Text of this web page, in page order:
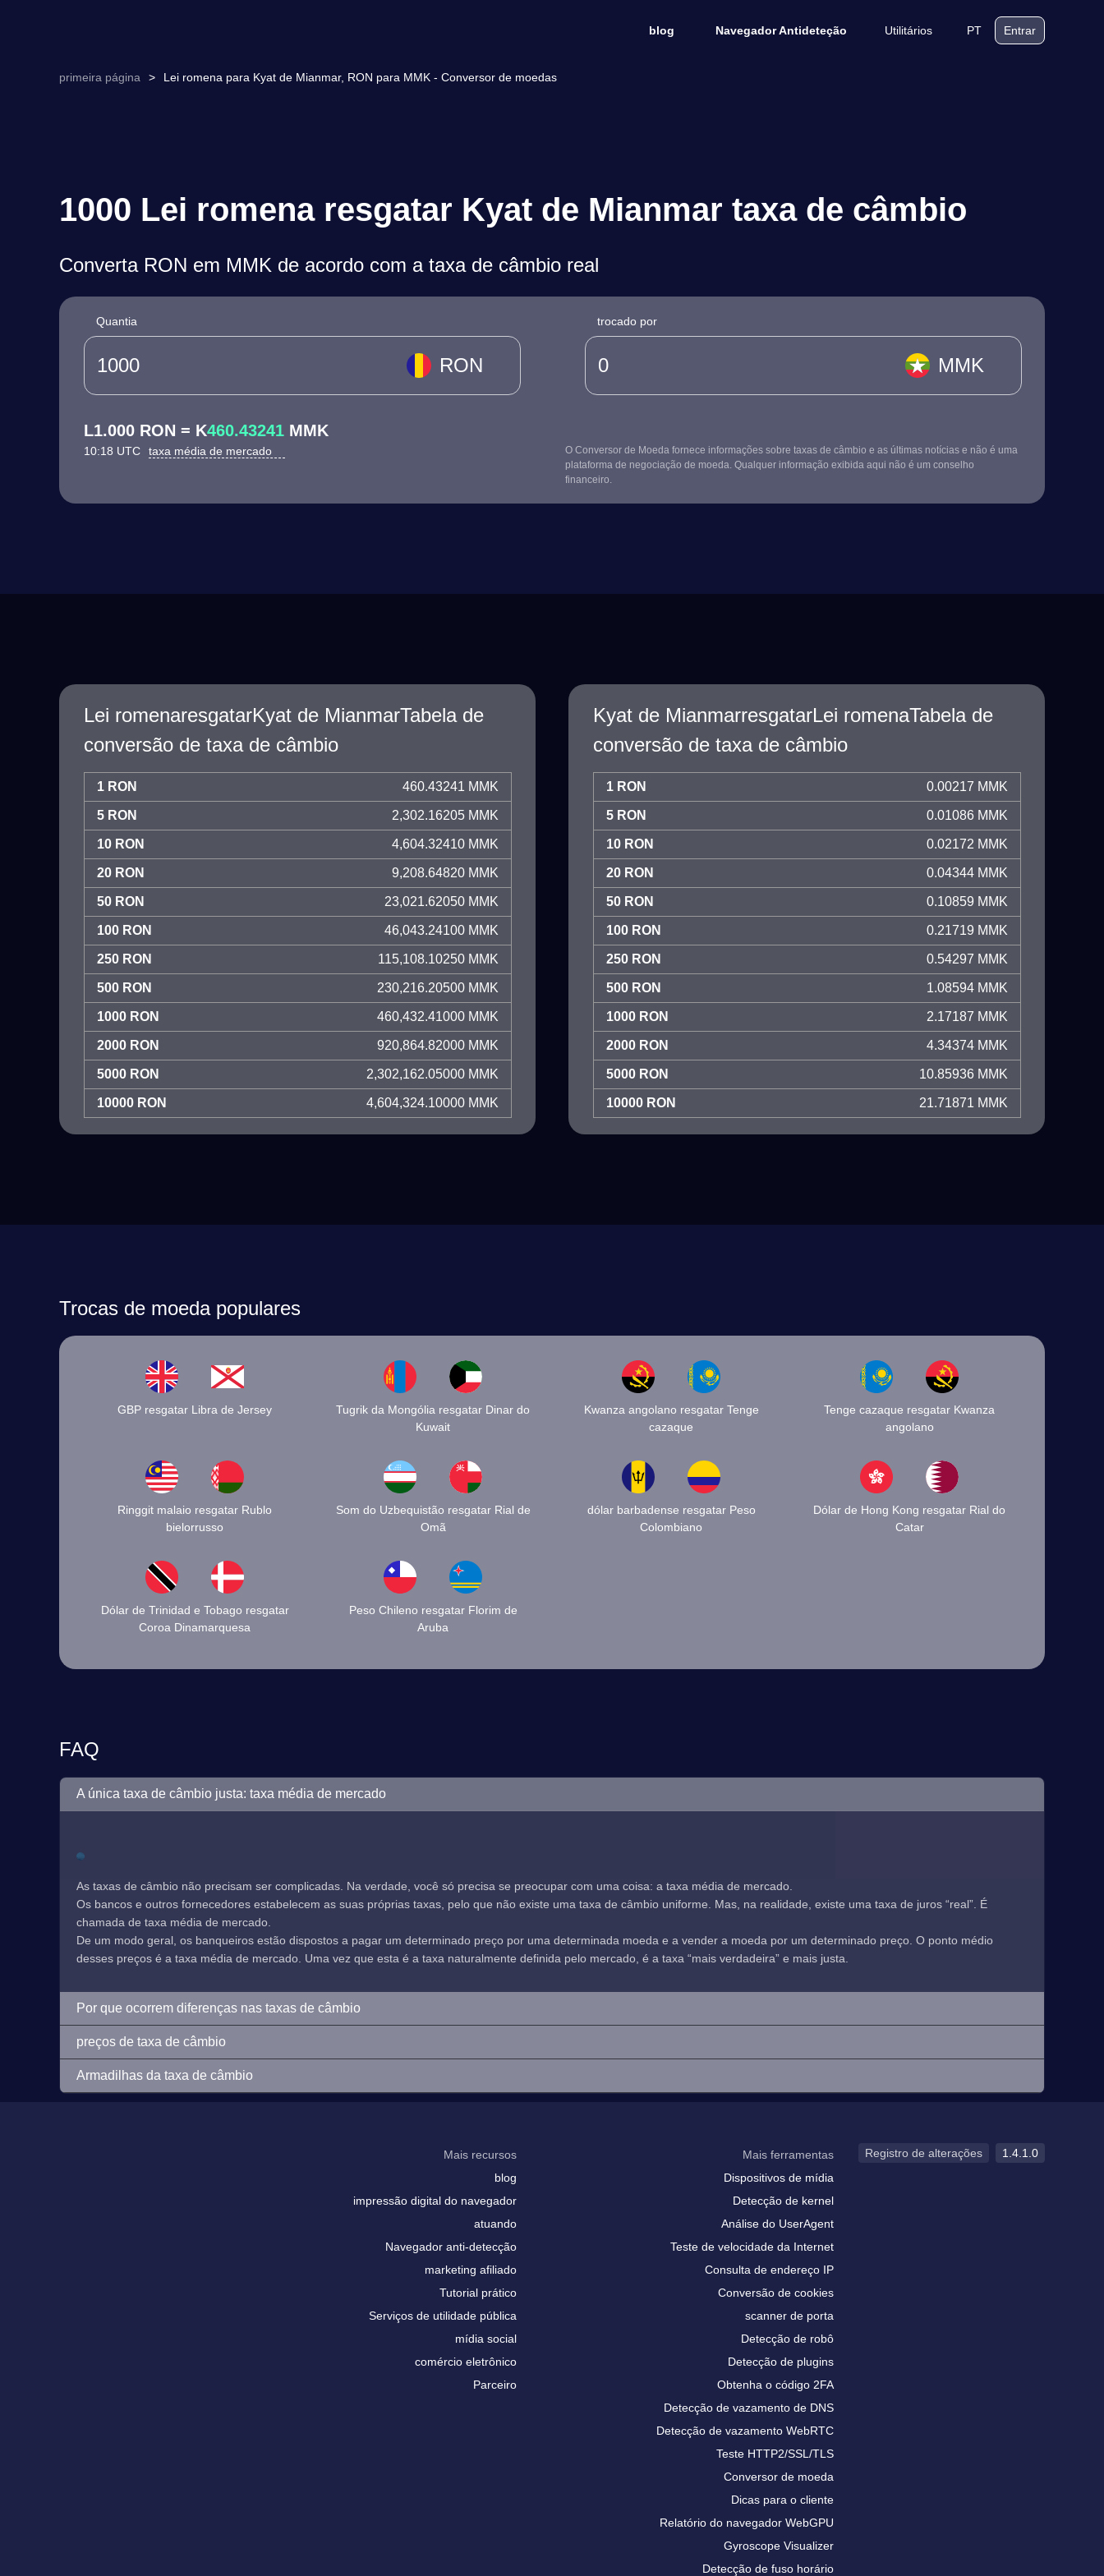
blog Navegador Antideteção Utilitários PT Entrar
primeira página > Lei romena para Kyat de Mianmar, RON para MMK - Conversor de moedas
1000 Lei romena resgatar Kyat de Mianmar taxa de câmbio
Converta RON em MMK de acordo com a taxa de câmbio real
Quantia
RON
trocado por
MMK
L1.000 RON = K460.43241 MMK
10:18 UTC taxa média de mercado
O Conversor de Moeda fornece informações sobre taxas de câmbio e as últimas notícias e não é uma
plataforma de negociação de moeda. Qualquer informação exibida aqui não é um conselho
financeiro.
Lei romenaresgatarKyat de MianmarTabela de
conversão de taxa de câmbio
1 RON 460.43241 MMK
5 RON 2,302.16205 MMK
10 RON 4,604.32410 MMK
20 RON 9,208.64820 MMK
50 RON 23,021.62050 MMK
100 RON 46,043.24100 MMK
250 RON 115,108.10250 MMK
500 RON 230,216.20500 MMK
1000 RON 460,432.41000 MMK
2000 RON 920,864.82000 MMK
5000 RON 2,302,162.05000 MMK
10000 RON 4,604,324.10000 MMK
Kyat de MianmarresgatarLei romenaTabela de
conversão de taxa de câmbio
1 RON 0.00217 MMK
5 RON 0.01086 MMK
10 RON 0.02172 MMK
20 RON 0.04344 MMK
50 RON 0.10859 MMK
100 RON 0.21719 MMK
250 RON 0.54297 MMK
500 RON 1.08594 MMK
1000 RON 2.17187 MMK
2000 RON 4.34374 MMK
5000 RON 10.85936 MMK
10000 RON 21.71871 MMK
Trocas de moeda populares
GBP resgatar Libra de Jersey
Tugrik da Mongólia resgatar Dinar do
Kuwait
Kwanza angolano resgatar Tenge
cazaque
Tenge cazaque resgatar Kwanza
angolano
Ringgit malaio resgatar Rublo
bielorrusso
Som do Uzbequistão resgatar Rial de
Omã
dólar barbadense resgatar Peso
Colombiano
Dólar de Hong Kong resgatar Rial do
Catar
Dólar de Trinidad e Tobago resgatar
Coroa Dinamarquesa
Peso Chileno resgatar Florim de
Aruba
FAQ
A única taxa de câmbio justa: taxa média de mercado
As taxas de câmbio não precisam ser complicadas. Na verdade, você só precisa se preocupar com uma coisa: a taxa média de mercado.
Os bancos e outros fornecedores estabelecem as suas próprias taxas, pelo que não existe uma taxa de câmbio uniforme. Mas, na realidade, existe uma taxa de juros “real”. É
chamada de taxa média de mercado.
De um modo geral, os banqueiros estão dispostos a pagar um determinado preço por uma determinada moeda e a vender a moeda por um determinado preço. O ponto médio
desses preços é a taxa média de mercado. Uma vez que esta é a taxa naturalmente definida pelo mercado, é a taxa “mais verdadeira” e mais justa.
Por que ocorrem diferenças nas taxas de câmbio
preços de taxa de câmbio
Armadilhas da taxa de câmbio
Mais recursos
blog
impressão digital do navegador
atuando
Navegador anti-detecção
marketing afiliado
Tutorial prático
Serviços de utilidade pública
mídia social
comércio eletrônico
Parceiro
Mais ferramentas
Dispositivos de mídia
Detecção de kernel
Análise do UserAgent
Teste de velocidade da Internet
Consulta de endereço IP
Conversão de cookies
scanner de porta
Detecção de robô
Detecção de plugins
Obtenha o código 2FA
Detecção de vazamento de DNS
Detecção de vazamento WebRTC
Teste HTTP2/SSL/TLS
Conversor de moeda
Dicas para o cliente
Relatório do navegador WebGPU
Gyroscope Visualizer
Detecção de fuso horário
Registro de alterações 1.4.1.0